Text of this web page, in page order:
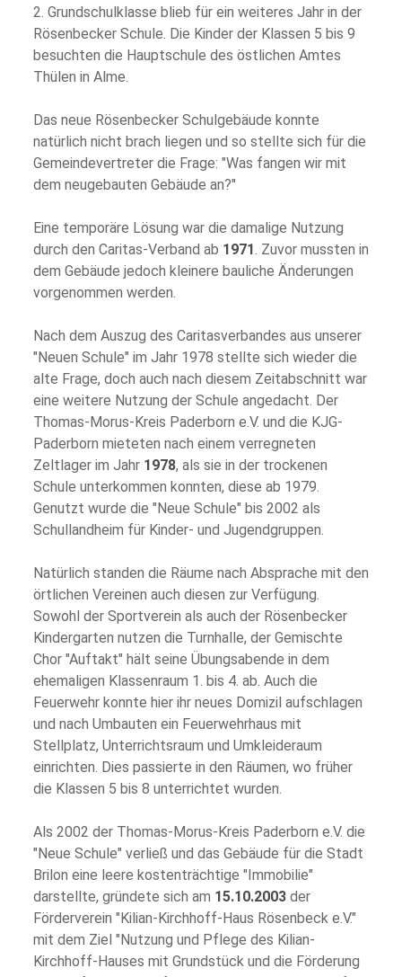
2. Grundschulklasse blieb für ein weiteres Jahr in der
Rösenbecker Schule. Die Kinder der Klassen 5 bis 9
besuchten die Hauptschule des östlichen Amtes
Thülen in Alme.
Das neue Rösenbecker Schulgebäude konnte
natürlich nicht brach liegen und so stellte sich für die
Gemeindevertreter die Frage: "Was fangen wir mit
dem neugebauten Gebäude an?"
Eine temporäre Lösung war die damalige Nutzung
durch den Caritas-Verband ab 1971 . Zuvor mussten in
dem Gebäude jedoch kleinere bauliche Änderungen
vorgenommen werden.
Nach dem Auszug des Caritasverbandes aus unserer
"Neuen Schule" im Jahr 1978 stellte sich wieder die
alte Frage, doch auch nach diesem Zeitabschnitt war
eine weitere Nutzung der Schule angedacht. Der
Thomas-Morus-Kreis Paderborn e.V. und die KJG-
Paderborn mieteten nach einem verregneten
Zeltlager im Jahr 1978, als sie in der trockenen
Schule unterkommen konnten, diese ab 1979.
Genutzt wurde die "Neue Schule" bis 2002 als
Schullandheim für Kinder- und Jugendgruppen.
Natürlich standen die Räume nach Absprache mit den
örtlichen Vereinen auch diesen zur Verfügung.
Sowohl der Sportverein als auch der Rösenbecker
Kindergarten nutzen die Turnhalle, der Gemischte
Chor "Auftakt" hält seine Übungsabende in dem
ehemaligen Klassenraum 1. bis 4. ab. Auch die
Feuerwehr konnte hier ihr neues Domizil aufschlagen
und nach Umbauten ein Feuerwehrhaus mit
Stellplatz, Unterrichtsraum und Umkleideraum
einrichten. Dies passierte in den Räumen, wo früher
die Klassen 5 bis 8 unterrichtet wurden.
Als 2002 der Thomas-Morus-Kreis Paderborn e.V. die
"Neue Schule" verließ und das Gebäude für die Stadt
Brilon eine leere kostenträchtige "Immobilie"
darstellte, gründete sich am 15.10.2003 der
Förderverein "Kilian-Kirchhoff-Haus Rösenbeck e.V."
mit dem Ziel "Nutzung und Pflege des Kilian-
Kirchhoff-Hauses mit Grundstück und die Förderung